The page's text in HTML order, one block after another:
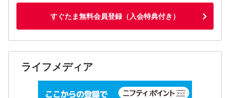
すぐたま無料会員登録（入会特典付き）
ライフメディア